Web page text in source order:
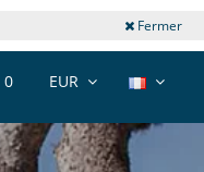
Fermer
EUR
0